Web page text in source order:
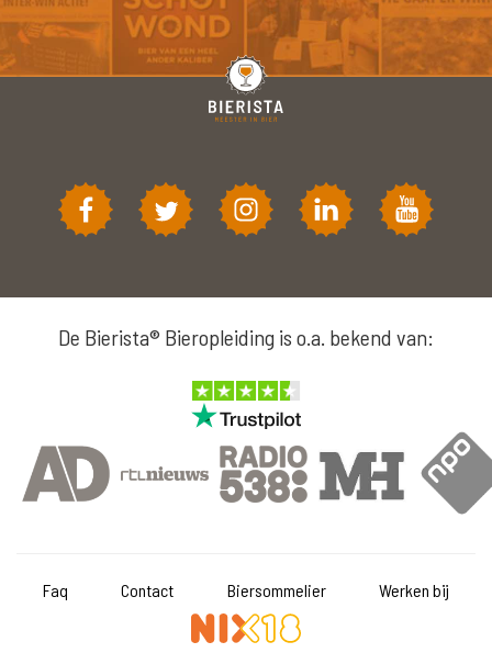
De Bierista® Bieropleiding is o.a. bekend van:
Faq Contact Biersommelier Werken bij